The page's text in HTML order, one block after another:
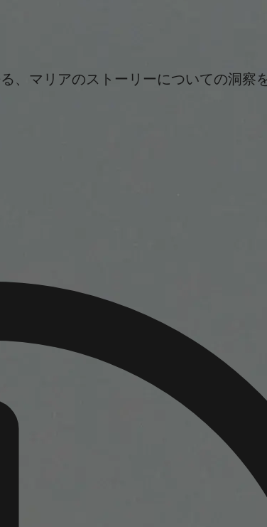
マリアのストーリーについての洞察